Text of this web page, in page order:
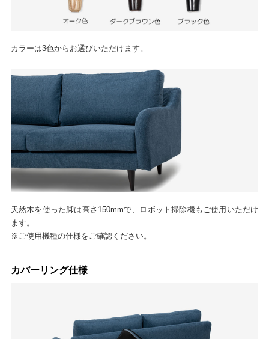
カラーは3色からお選びいただけます。
天然木を使った脚は高さ150mmで、ロボット掃除機もご使用いただけ
ます。
※ご使用機種の仕様をご確認ください。
カバーリング仕様